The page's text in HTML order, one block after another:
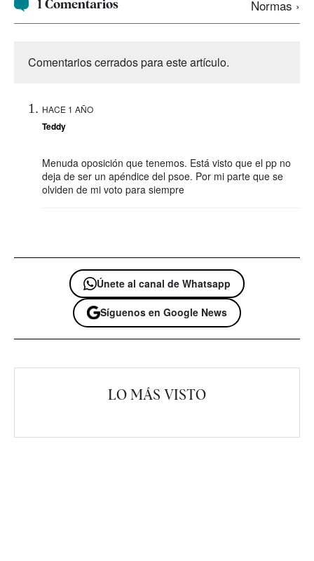
1 Comentarios Normas ›
Comentarios cerrados para este artículo.
HACE 1 AÑO
Teddy
Menuda oposición que tenemos. Está visto que el pp no
deja de ser un apéndice del psoe. Por mi parte que se
olviden de mi voto para siempre
Únete al canal de Whatsapp
Síguenos en Google News
LO MÁS VISTO